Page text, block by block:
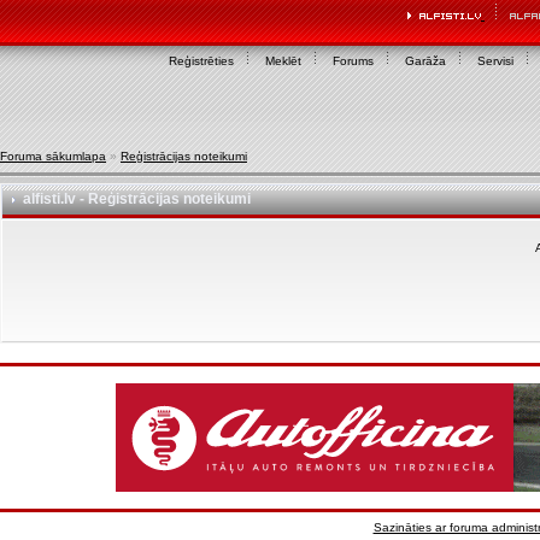
Reģistrēties Meklēt Forums Garāža Servisi
Foruma sākumlapa » Reģistrācijas noteikumi
alfisti.lv - Reģistrācijas noteikumi
Sazināties ar foruma